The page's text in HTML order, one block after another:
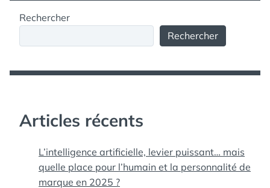
Rechercher
Rechercher
Articles récents
L’intelligence artificielle, levier puissant… mais
quelle place pour l’humain et la personnalité de
marque en 2025 ?